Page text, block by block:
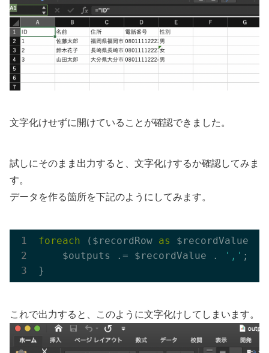
文字化けせずに開けていることが確認できました。
試しにそのまま出力すると、文字化けするか確認してみま
す。
データを作る箇所を下記のようにしてみます。
foreach ($recordRow as
$recordValue) {
    $outputs .= $recordValue .
',' ;
これで出力すると、このように文字化けしてしまいます。